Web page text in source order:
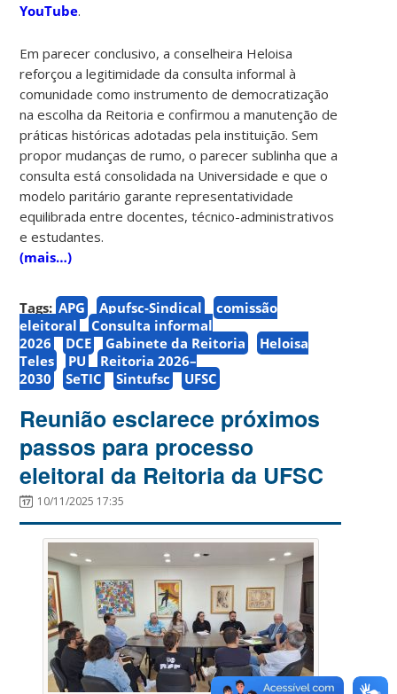
YouTube.
Em parecer conclusivo, a conselheira Heloisa
reforçou a legitimidade da consulta informal à
comunidade como instrumento de democratização
na escolha da Reitoria e confirmou a manutenção de
práticas históricas adotadas pela instituição. Sem
propor mudanças de rumo, o parecer sublinha que a
consulta está consolidada na Universidade e que o
modelo paritário garante representatividade
equilibrada entre docentes, técnico-administrativos
e estudantes.
(mais…)
Tags: APG Apufsc-Sindical
comissão
eleitoral
Consulta informal
2026
DCE Gabinete da Reitoria
Heloisa
Teles
PU
Reitoria 2026–
2030
SeTIC Sintufsc UFSC
Reunião esclarece próximos
passos para processo
eleitoral da Reitoria da UFSC
10/11/2025 17:35